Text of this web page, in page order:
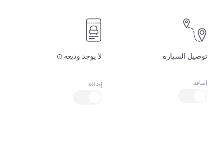
توصيل السيارة
إضافة
لا يوجد وديعة
إضافة